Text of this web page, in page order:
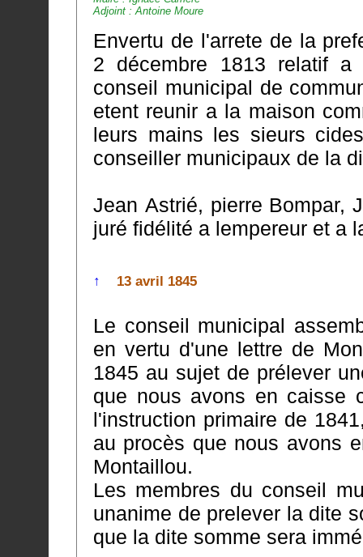
Adjoint : Antoine Moure
Envertu de l'arrete de la
2 décembre 1813 relatif a la
conseil municipal de
etent reunir a la maison commune pour installer et remettre entre
leurs mains les sieurs
conseiller municipaux de la
Jean Astrié, pierre Bompar,
juré fidélité a lempereur et a
↑ 13 avril 1845
Le conseil municipal
en vertu d'une lettre de Monsieur de
1845 au sujet de prélever
que nous avons en caisse chez les le percepteur provenant de
l'instruction primaire de
au procès que nous avons en cour royale contre la commune de
Montaillou.
Les membres du conseil
unanime de prelever la dite somme pour
que la dite somme sera